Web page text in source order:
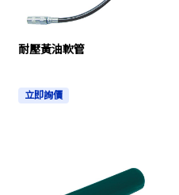
耐壓黃油軟管
立即詢價